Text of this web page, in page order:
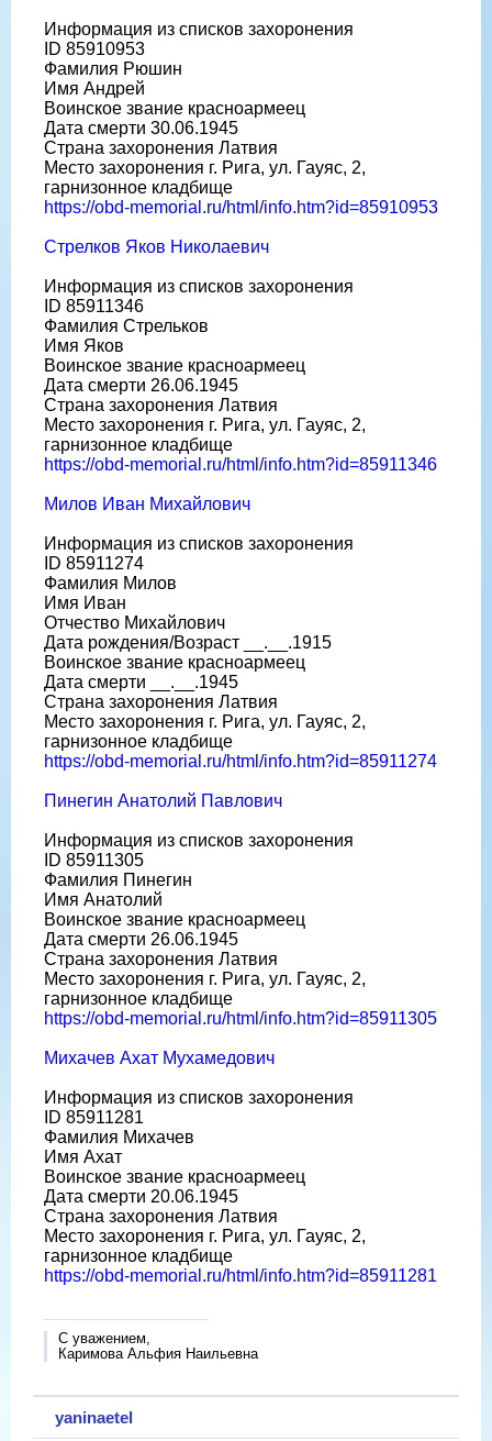
Информация из списков захоронения
ID 85910953
Фамилия Рюшин
Имя Андрей
Воинское звание красноармеец
Дата смерти 30.06.1945
Страна захоронения Латвия
Место захоронения г. Рига, ул. Гауяс, 2,
гарнизонное кладбище
https://obd-memorial.ru/html/info.htm?id=85910953
Стрелков Яков Николаевич
Информация из списков захоронения
ID 85911346
Фамилия Стрельков
Имя Яков
Воинское звание красноармеец
Дата смерти 26.06.1945
Страна захоронения Латвия
Место захоронения г. Рига, ул. Гауяс, 2,
гарнизонное кладбище
https://obd-memorial.ru/html/info.htm?id=85911346
Милов Иван Михайлович
Информация из списков захоронения
ID 85911274
Фамилия Милов
Имя Иван
Отчество Михайлович
Дата рождения/Возраст __.__.1915
Воинское звание красноармеец
Дата смерти __.__.1945
Страна захоронения Латвия
Место захоронения г. Рига, ул. Гауяс, 2,
гарнизонное кладбище
https://obd-memorial.ru/html/info.htm?id=85911274
Пинегин Анатолий Павлович
Информация из списков захоронения
ID 85911305
Фамилия Пинегин
Имя Анатолий
Воинское звание красноармеец
Дата смерти 26.06.1945
Страна захоронения Латвия
Место захоронения г. Рига, ул. Гауяс, 2,
гарнизонное кладбище
https://obd-memorial.ru/html/info.htm?id=85911305
Михачев Ахат Мухамедович
Информация из списков захоронения
ID 85911281
Фамилия Михачев
Имя Ахат
Воинское звание красноармеец
Дата смерти 20.06.1945
Страна захоронения Латвия
Место захоронения г. Рига, ул. Гауяс, 2,
гарнизонное кладбище
https://obd-memorial.ru/html/info.htm?id=85911281
С уважением,
Каримова Альфия Наильевна
yaninaetel